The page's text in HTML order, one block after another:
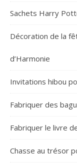
Sachets Harry
Décoration de la
d’Harmonie
Invitations hibou
Fabriquer des
Fabriquer le livre
Chasse au trésor